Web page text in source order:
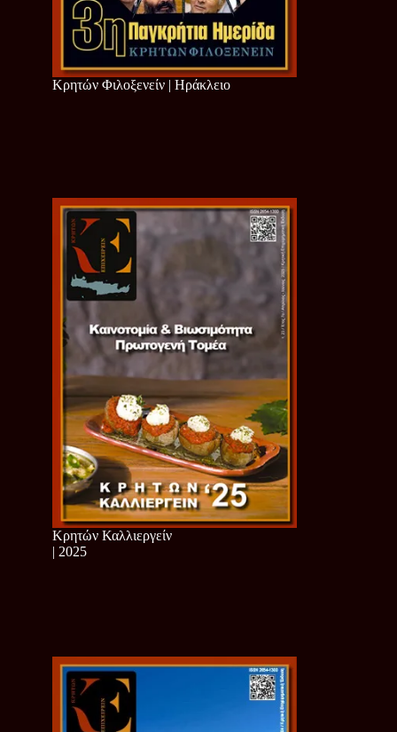
Κρητών Φιλοξενείν | Ηράκλειο
Κρητών Καλλιεργείν
| 2025